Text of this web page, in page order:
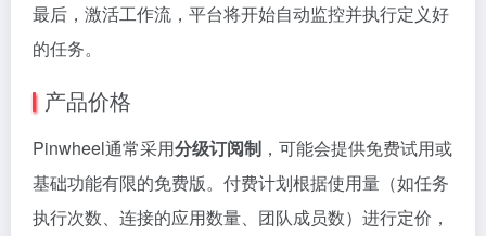
最后，激活工作流，平台将开始自动监控并执行定义好
的任务。
产品价格
Pinwheel通常采用分级订阅制 ，可能会提供免费试用或
基础功能有限的免费版。付费计划根据使用量（如任务
执行次数、连接的应用数量、团队成员数）进行定价，